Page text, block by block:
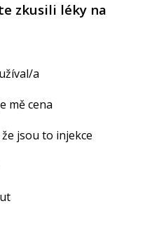
zkusili léky na
a
mě cena
jsou to injekce